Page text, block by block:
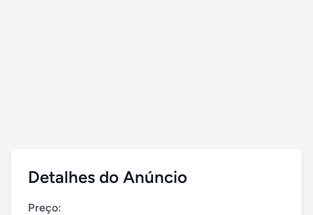
Detalhes do Anúncio
Preço: